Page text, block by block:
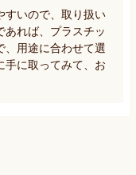
すいので、取り扱い
あれば、プラスチッ
、用途に合わせて選
手に取ってみて、お